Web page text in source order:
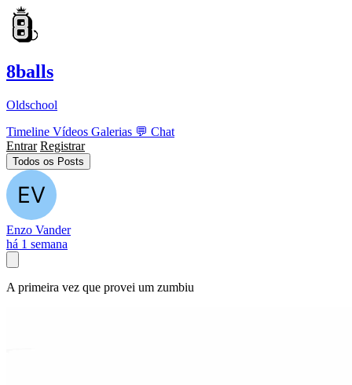
8balls
Oldschool
Timeline Vídeos Galerias 💬 Chat
Entrar Registrar
Todos os Posts
Enzo Vander
há 1 semana
A primeira vez que provei um zumbiu